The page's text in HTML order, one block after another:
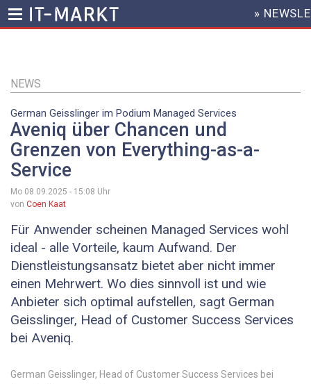
Inhalt
HEADER
MENU
»
NEWS
German Geisslinger im Podium Managed Services
Aveniq über Chancen und
Grenzen von Everything-as-a-
Service
Mo 08.09.2025 - 15:08 Uhr
von Coen Kaat
Für Anwender scheinen Managed Services wohl
ideal - alle Vorteile, kaum Aufwand. Der
Dienstleistungsansatz bietet aber nicht immer
einen Mehrwert. Wo dies sinnvoll ist und wie
Anbieter sich optimal aufstellen, sagt German
Geisslinger, Head of Customer Success Services
bei Aveniq.
German Geisslinger, Head of Customer Success Services bei